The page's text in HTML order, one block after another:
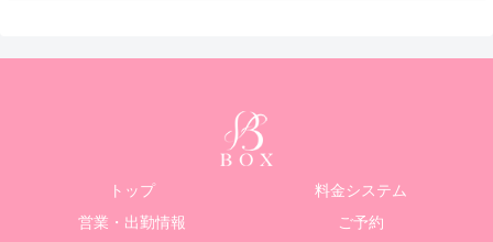
トップ
料金システム
営業・出勤情報
ご予約